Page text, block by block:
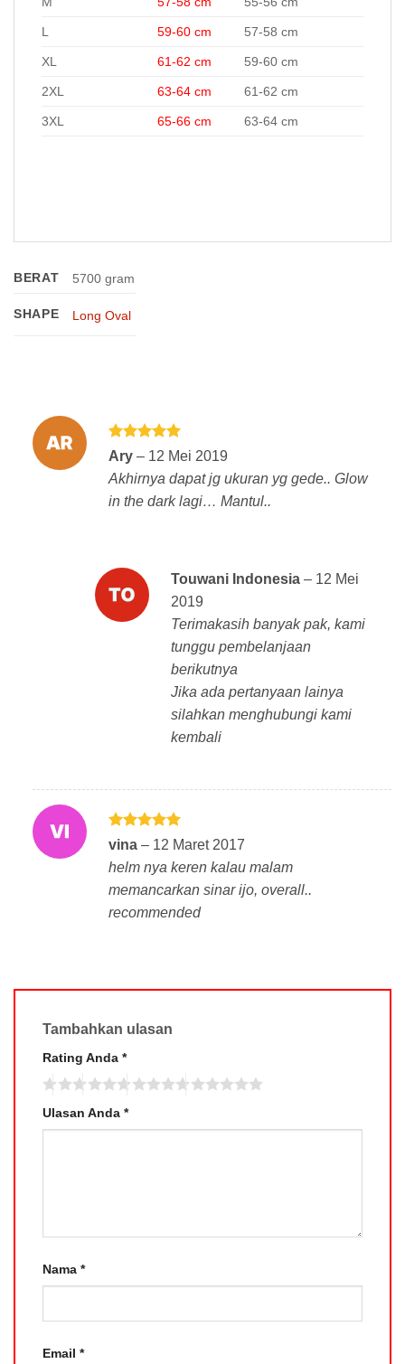
L 59-60 cm 57-58 cm
XL 61-62 cm 59-60 cm
2XL 63-64 cm 61-62 cm
3XL 65-66 cm 63-64 cm
BERAT 5700 gram
SHAPE Long Oval
Dinilai 5
dari 5
Ary – 12 Mei 2019
Akhirnya dapat jg ukuran yg gede.. Glow
in the dark lagi… Mantul..
Touwani Indonesia – 12 Mei
2019
Terimakasih banyak pak, kami
tunggu pembelanjaan
berikutnya
Jika ada pertanyaan lainya
silahkan menghubungi kami
kembali
Dinilai5
vina – 12 Maret 2017
helm nya keren kalau malam
memancarkan sinar ijo, overall..
recommended
Tambahkan ulasan
Rating Anda *
Ulasan Anda *
Nama *
Email *